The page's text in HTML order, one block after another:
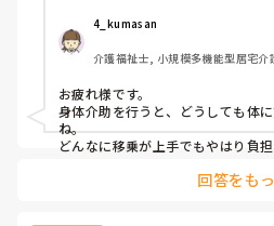
4_kumasan
介護福祉士, 小規模多機能型居宅介
お疲れ様です。
身体介助を行うと、どうしても体
ね。
どんなに移乗が上手でもやはり負
どうかお身体お大事にされてくだ
回答をも